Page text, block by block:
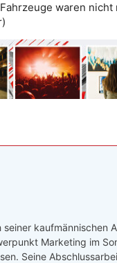
waren
kaufmännischen
Marketing im
Seine